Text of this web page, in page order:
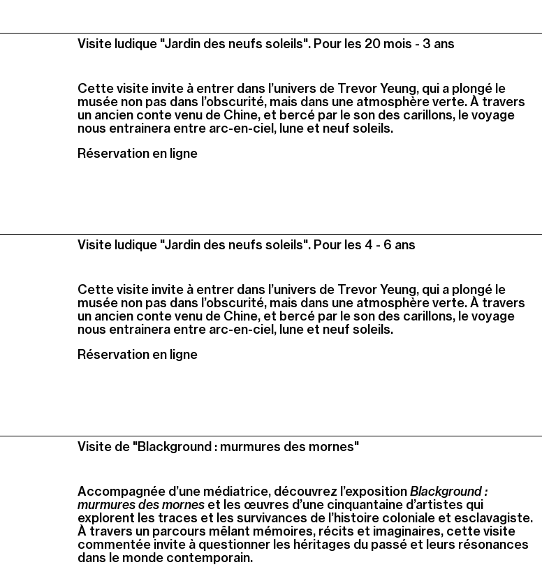
Visite ludique "Jardin des neufs soleils". Pour les 20 mois - 3 ans
Cette visite invite à entrer dans l’univers de Trevor Yeung, qui a plongé le
musée non pas dans l’obscurité, mais dans une atmosphère verte. À travers
un ancien conte venu de Chine, et bercé par le son des carillons, le voyage
nous entrainera entre arc-en-ciel, lune et neuf soleils.
Réservation en ligne
Visite ludique "Jardin des neufs soleils". Pour les 4 - 6 ans
Cette visite invite à entrer dans l’univers de Trevor Yeung, qui a plongé le
musée non pas dans l’obscurité, mais dans une atmosphère verte. À travers
un ancien conte venu de Chine, et bercé par le son des carillons, le voyage
nous entrainera entre arc-en-ciel, lune et neuf soleils.
Réservation en ligne
Visite de "Blackground : murmures des mornes"
Accompagnée d’une médiatrice, découvrez l’expositionBlackground :
murmures des morneset les œuvres d’une cinquantaine d’artistes qui
explorent les traces et les survivances de l’histoire coloniale et esclavagiste.
À travers un parcours mêlant mémoires, récits et imaginaires, cette visite
commentée invite à questionner les héritages du passé et leurs résonances
dans le monde contemporain.